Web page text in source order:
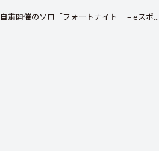
自粛開催のソロ「フォートナイト」 – eスポ...